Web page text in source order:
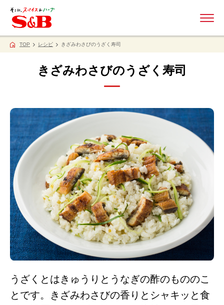
TOP レシピ きざみわさびのうざく寿司
きざみわさびのうざく寿司
うざくとはきゅうりとうなぎの酢のもののこ
とです。きざみわさびの香りとシャキッと食